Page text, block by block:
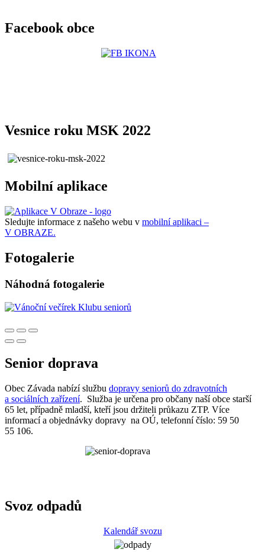
Facebook obce
Vesnice roku MSK 2022
Mobilní aplikace
Sledujte informace z našeho webu v mobilní aplikaci –
V OBRAZE.
Fotogalerie
Náhodná fotogalerie
Senior doprava
Obec Závada nabízí službu dopravy seniorů do zdravotních
a sociálních zařízení. Služba je určena pro občany naší obce starší
65 let, případně mladší, kteří jsou držiteli průkazu ZTP. Více
informací a objednávky dopravy na OÚ, telefonní číslo: 59 50
55 106.
Svoz odpadů
Kalendář svozu